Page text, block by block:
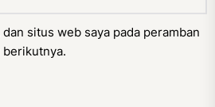
situs web saya pada peramban